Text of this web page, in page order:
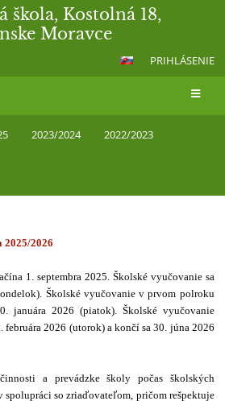
škola, Kostolná 18,
Moravce
PRIHLÁSENIE
2023/2024 2022/2023
2025/2026
1. septembra 2025. Školské vyučovanie sa
Školské vyučovanie v prvom polroku
januára 2026 (piatok). Školské vyučovanie
februára 2026 (utorok) a končí sa 30. júna 2026
a prevádzke školy počas školských
so zriaďovateľom, pričom rešpektuje